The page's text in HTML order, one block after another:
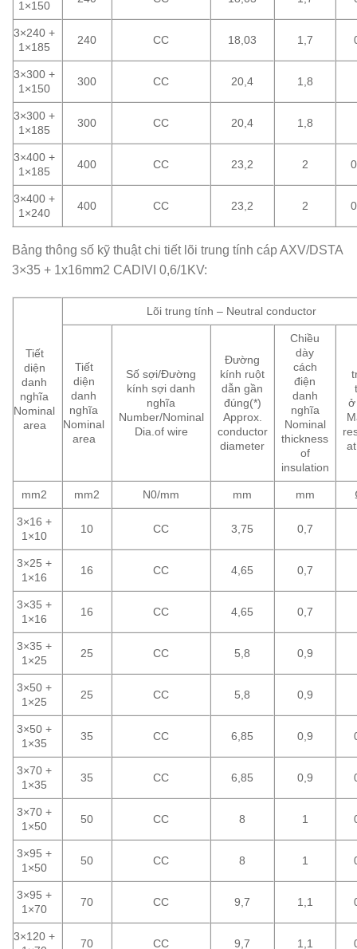
1×150
3×240 +
1×185
240 CC 18,03 1,7
3×300 +
1×150
300 CC 20,4 1,8
3×300 +
1×185
300 CC 20,4 1,8
3×400 +
1×185
400 CC 23,2 2
3×400 +
1×240
400 CC 23,2 2
Bảng thông số kỹ thuật chi tiết lõi trung tính cáp AXV/DSTA
3×35 + 1x16mm2 CADIVI 0,6/1KV:
Tiết
diện
danh
nghĩa
Nominal
area
Lõi trung tính – Neutral conductor
Tiết
diện
danh
nghĩa
Nominal
area
Số sợi/Đường
kính sợi danh
nghĩa
Number/Nominal
Dia.of wire
Đường
kính ruột
dẫn gần
đúng(*)
Approx.
conductor
diameter
Chiều
dày
cách
điện
danh
nghĩa
Nominal
thickness
of
insulation
ở
mm2 mm2 N0/mm mm mm
3×16 +
1×10
10 CC 3,75 0,7
3×25 +
1×16
16 CC 4,65 0,7
3×35 +
1×16
16 CC 4,65 0,7
3×35 +
1×25
25 CC 5,8 0,9
3×50 +
1×25
25 CC 5,8 0,9
3×50 +
1×35
35 CC 6,85 0,9
3×70 +
1×35
35 CC 6,85 0,9
3×70 +
1×50
50 CC 8 1
3×95 +
1×50
50 CC 8 1
3×95 +
1×70
70 CC 9,7 1,1
3×120 +
70 CC 9,7 1,1